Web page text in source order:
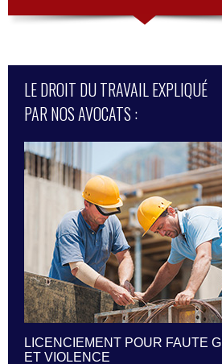
LE DROIT DU TRAVAIL EXPLIQUÉ
PAR NOS AVOCATS :
LICENCIEMENT POUR FAUTE
ET VIOLENCE